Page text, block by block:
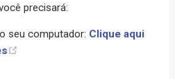
precisará:
seu computador: Clique aqui